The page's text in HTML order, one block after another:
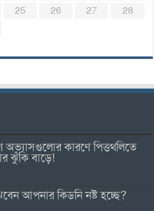
25 26 27
28
অভ্যাসগুলোর কারণে পিত্তথলিতে
ঝুঁকি বাড়ে!
আপনার কিডনি নষ্ট হচ্ছে?